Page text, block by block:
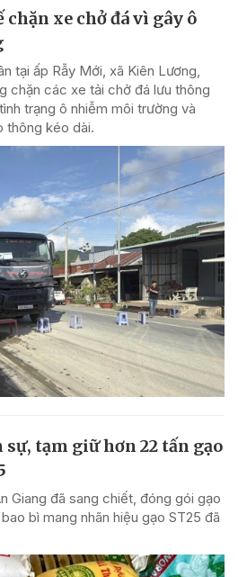
xe chở đá vì gây ô
tại ấp Rẫy Mới, xã Kiên Lương,
chặn các xe tải chở đá lưu thông
trạng ô nhiễm môi trường và
thông kéo dài.
tạm giữ hơn 22 tấn gạo
Giang đã sang chiết, đóng gói gạo
bì mang nhãn hiệu gạo ST25 đã